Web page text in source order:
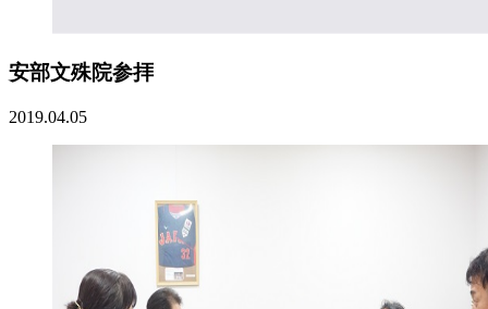
安部文殊院参拝
2019.04.05